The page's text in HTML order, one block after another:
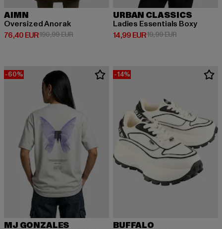
AIMN
Oversized Anorak
76,40 EUR
Derzeitiger Preis: 76,40 EUR
190,99 EURAktionspreis: 190,99 EUR
URBAN CLASSICS
Ladies Essentials Boxy
14,99 EUR
Derzeitiger Preis: 14,99 EUR
19,99 EURAktionspreis:
-60%
MJ GONZALES
-14%
BUFFALO